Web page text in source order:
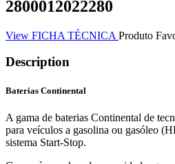
2800012022280
View FICHA TÉCNICA Produto
Description
Baterias Continental
A gama de baterias Continental de
para veículos a gasolina ou gasóleo
sistema Start-Stop.